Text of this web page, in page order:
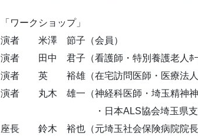
「ワークショップ」
演者 米澤 節子（会員）
演者 田中 君子（看護師・特別養護老人ﾎｰ
演者 英 裕雄（在宅訪問医師・医療法人
演者 丸木 雄一（神経科医師・埼玉精神神
・日本ALS協会埼玉県支部事
座長 鈴木 裕也（元埼玉社会保険病院院長